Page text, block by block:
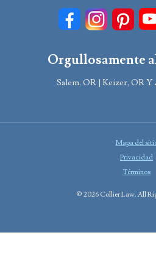
Orgullosamente
Salem, OR | Keizer, OR
Mapa del
Privacidad
Términos
© 2026 Collier Law. All